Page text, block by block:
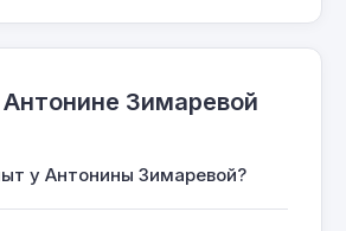
Зимаревой
у Антонины Зимаревой?